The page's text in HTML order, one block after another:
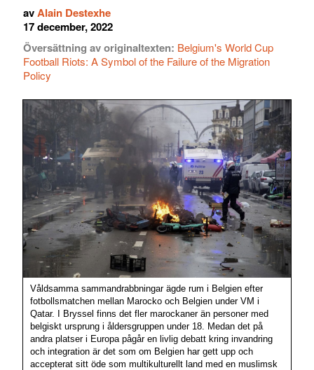
avAlain Destexhe
17 december, 2022
Översättning av originaltexten: Belgium's World Cup
Football Riots: A Symbol of the Failure of the Migration
Policy
Våldsamma sammandrabbningar ägde rum i Belgien efter
fotbollsmatchen mellan Marocko och Belgien under VM i
Qatar. I Bryssel finns det fler marockaner än personer med
belgiskt ursprung i åldersgruppen under 18. Medan det på
andra platser i Europa pågår en livlig debatt kring invandring
och integration är det som om Belgien har gett upp och
accepterat sitt öde som multikulturellt land med en muslimsk